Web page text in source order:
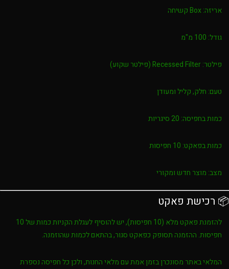
אריזה:
גודל:
פילטר:
טעם: חלק, קליל ומעודן
כמות בחפיסה:
כמות בפאקט:
מצב: מוצר חדש ומקורי
📦 רכישת פאקט
להזמנת פאקט מלא (10 חפיסות), יש להוסיף לעגלת הקניות כמות של
10
חפיסות. ההזמנה תסופק כפאקט סגור, בהתאם לכמות שהוזמנה.
המלאי באתר מסונכרן בזמן אמת עם מלאי החנות, ולכן כל חפיסה נספרת